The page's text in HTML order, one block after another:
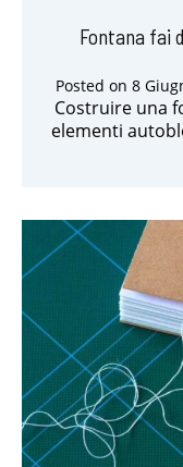
Fontana fai
Posted on 8
Costruire una
elementi